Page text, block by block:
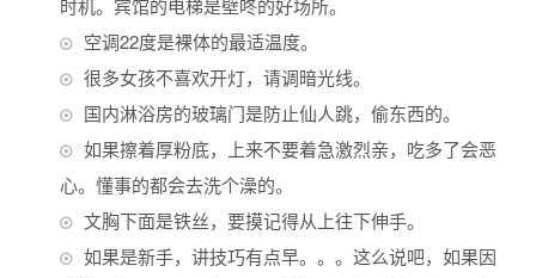
时机。宾馆的电梯是壁咚的好场所。
空调22度是裸体的最适温度。
很多女孩不喜欢开灯，请调暗光线。
国内淋浴房的玻璃门是防止仙人跳，偷东西的。
如果擦着厚粉底，上来不要着急激烈亲，吃多了会恶
心。懂事的都会去洗个澡的。
文胸下面是铁丝，要摸记得从上往下伸手。
如果是新手，讲技巧有点早。。。这么说吧，如果因